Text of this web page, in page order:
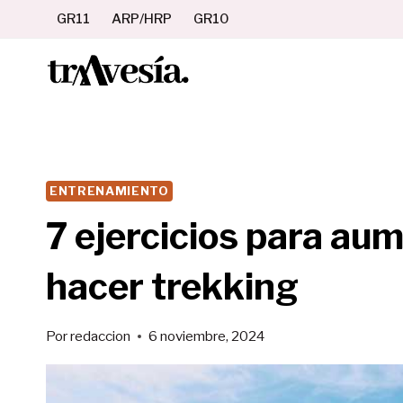
contenido
GR11 ARP/HRP GR10
ENTRENAMIENTO
7 ejercicios para
hacer trekking
Porredaccion 6 noviembre, 2024